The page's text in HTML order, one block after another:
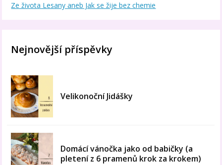
Ze života Lesany aneb Jak se žije bez chemie
Nejnovější příspěvky
Velikonoční Jidášky
Domácí vánočka jako od babičky (a
pletení z 6 pramenů krok za krokem)